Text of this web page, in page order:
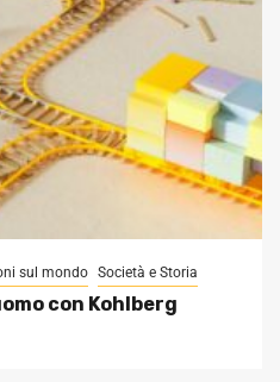
sul mondo Società e Storia
con Kohlberg